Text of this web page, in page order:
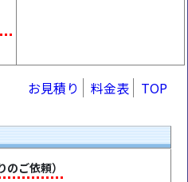
お見積り 料金表 TOP
ご依頼）